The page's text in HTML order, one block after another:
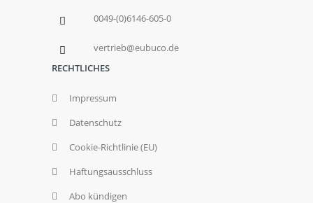
0049-(0)6146-605-0
vertrieb@eubuco.de
RECHTLICHES
Impressum
Datenschutz
Cookie-Richtlinie (EU)
Haftungsausschluss
Abo kündigen